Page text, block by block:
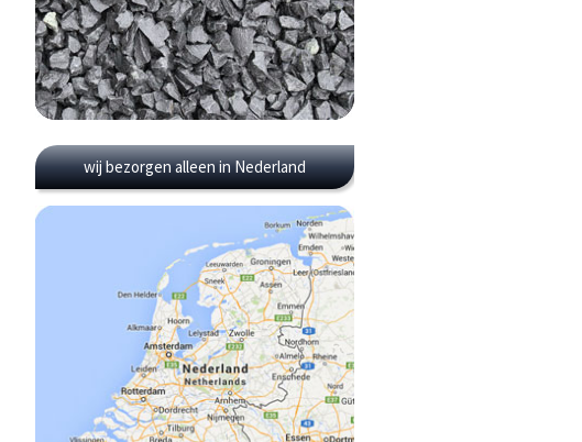
wij bezorgen alleen in Nederland